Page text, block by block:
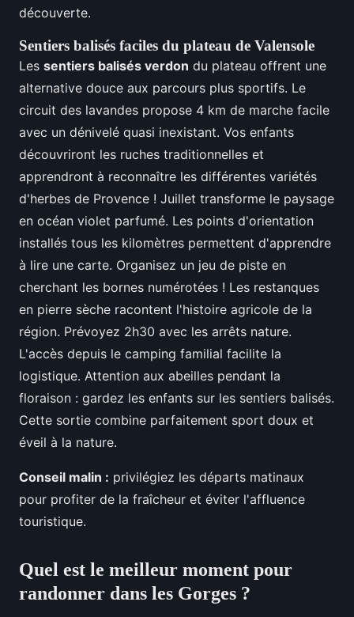
découverte.
Sentiers balisés faciles du plateau de Valensole
Les sentiers balisés verdon du plateau offrent une
alternative douce aux parcours plus sportifs. Le
circuit des lavandes propose 4 km de marche facile
avec un dénivelé quasi inexistant. Vos enfants
découvriront les ruches traditionnelles et
apprendront à reconnaître les différentes variétés
d'herbes de Provence ! Juillet transforme le paysage
en océan violet parfumé. Les points d'orientation
installés tous les kilomètres permettent d'apprendre
à lire une carte. Organisez un jeu de piste en
cherchant les bornes numérotées ! Les restanques
en pierre sèche racontent l'histoire agricole de la
région. Prévoyez 2h30 avec les arrêts nature.
L'accès depuis le camping familial facilite la
logistique. Attention aux abeilles pendant la
floraison : gardez les enfants sur les sentiers balisés.
Cette sortie combine parfaitement sport doux et
éveil à la nature.
Conseil malin : privilégiez les départs matinaux
pour profiter de la fraîcheur et éviter l'affluence
touristique.
Quel est le meilleur moment pour
randonner dans les Gorges ?